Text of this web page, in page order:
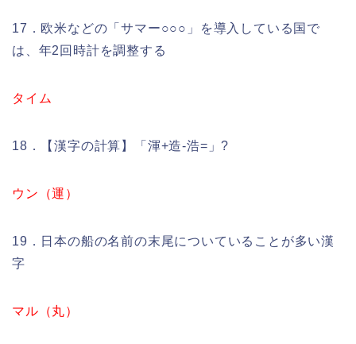
17．欧米などの「サマー○○○」を導入している国で
は、年2回時計を調整する
タイム
18．【漢字の計算】「渾+造-浩=」?
ウン（運）
19．日本の船の名前の末尾についていることが多い漢
字
マル（丸）